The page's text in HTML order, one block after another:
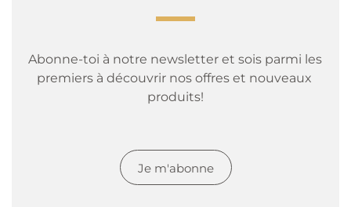
Abonne-toi à notre newsletter et sois parmi les
premiers à découvrir nos offres et nouveaux
produits!
Je m'abonne